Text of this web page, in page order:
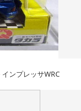
ンプレッサWRC